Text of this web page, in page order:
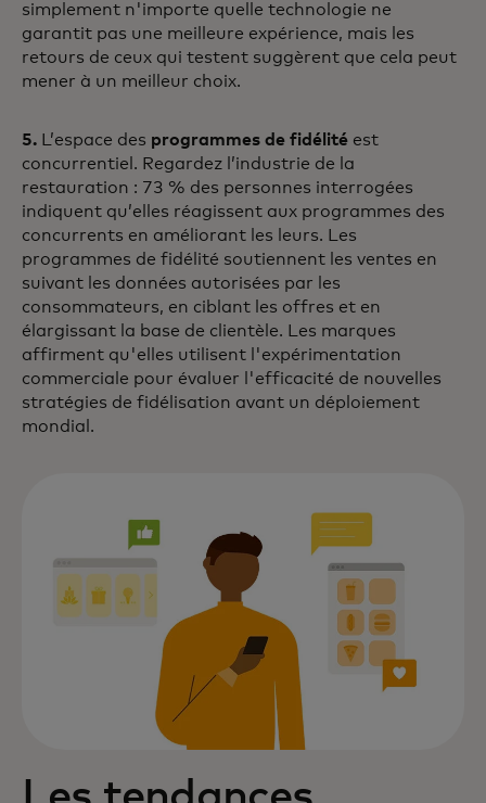
simplement n'importe quelle technologie ne
garantit pas une meilleure expérience, mais les
retours de ceux qui testent suggèrent que cela peut
mener à un meilleur choix.
5. L’espace des programmes de fidélité est
concurrentiel. Regardez l’industrie de la
restauration : 73 % des personnes interrogées
indiquent qu’elles réagissent aux programmes des
concurrents en améliorant les leurs. Les
programmes de fidélité soutiennent les ventes en
suivant les données autorisées par les
consommateurs, en ciblant les offres et en
élargissant la base de clientèle. Les marques
affirment qu'elles utilisent l'expérimentation
commerciale pour évaluer l'efficacité de nouvelles
stratégies de fidélisation avant un déploiement
mondial.